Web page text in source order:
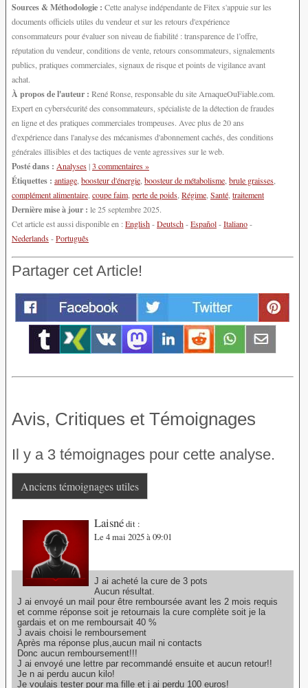
Sources & Méthodologie : Cette analyse indépendante de Fitex s'appuie sur les
documents officiels utiles du vendeur et sur les retours d'expérience
consommateurs pour évaluer son niveau de fiabilité : transparence de l’offre,
réputation du vendeur, conditions de vente, retours consommateurs, signalements
publics, pratiques commerciales, signaux de risque et points de vigilance avant
achat.
À propos de l'auteur : René Ronse, responsable du site ArnaqueOuFiable.com.
Expert en cybersécurité des consommateurs, spécialiste de la détection de fraudes
en ligne et des pratiques commerciales trompeuses. Avec plus de 20 ans
d'expérience dans l'analyse des mécanismes d'abonnement cachés, des conditions
générales illisibles et des tactiques de vente agressives sur le web.
Posté dans : Analyses|3 commentaires »
Étiquettes : antiage boosteur d'énergie boosteur de métabolisme brule graisses
complément alimentaire coupe faim perte de poids Régime Santé traitement
Dernière mise à jour : le 25 septembre 2025.
Cet article est aussi disponible en :English-Deutsch-Español-Italiano-
Nederlands-Português
Partager cet Article!
Avis, Critiques et Témoignages
Il y a 3 témoignages pour cette analyse.
Anciens témoignages utiles
Laisnédit :
Le 4 mai 2025 à 09:01
J ai acheté la cure de 3 pots
Aucun résultat.
J ai envoyé un mail pour être remboursée avant les 2 mois requis
et comme réponse soit je retournais la cure complète soit je la
gardais et on me remboursait 40 %
J avais choisi le remboursement
Après ma réponse plus,aucun mail ni contacts
Donc aucun remboursement!!!
J ai envoyé une lettre par recommandé ensuite et aucun retour!!
Je n ai perdu aucun kilo!
Je voulais tester pour ma fille et j ai perdu 100 euros!